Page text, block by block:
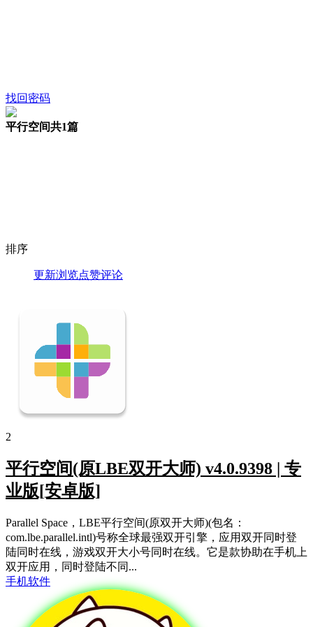
找回密码
平行空间共1篇
排序
更新浏览点赞评论
2
平行空间(原LBE双开大师) v4.0.9398 | 专
业版[安卓版]
Parallel Space，LBE平行空间(原双开大师)(包名：
com.lbe.parallel.intl)号称全球最强双开引擎，应用双开同时登
陆同时在线，游戏双开大小号同时在线。它是款协助在手机上
双开应用，同时登陆不同...
手机软件